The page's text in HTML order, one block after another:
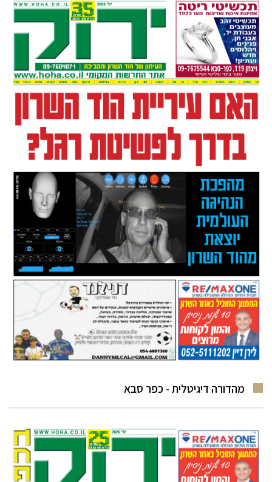
מהדורה דיגיטלית - כפר סבא